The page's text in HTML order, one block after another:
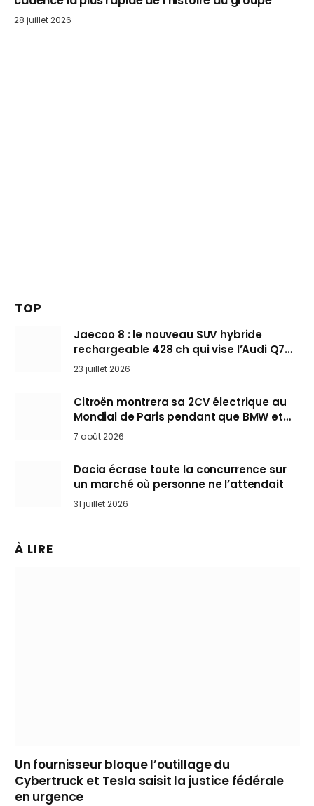
28 juillet 2026
TOP
Jaecoo 8 : le nouveau SUV hybride
rechargeable 428 ch qui vise l’Audi Q7
arrive en Europe cet automne
23 juillet 2026
Citroën montrera sa 2CV électrique au
Mondial de Paris pendant que BMW et
Mini désertent le salon
7 août 2026
Dacia écrase toute la concurrence sur
un marché où personne ne l’attendait
31 juillet 2026
À LIRE
Un fournisseur bloque l’outillage du
Cybertruck et Tesla saisit la justice fédérale
en urgence